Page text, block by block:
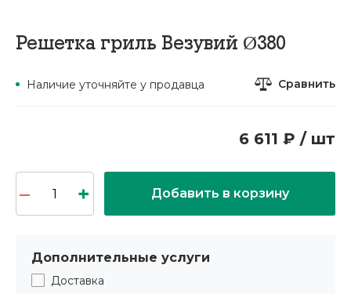
Решетка гриль Везувий Ø380
Наличие уточняйте у продавца Сравнить
6 611 ₽ / шт
Добавить в корзину
Дополнительные услуги
Доставка